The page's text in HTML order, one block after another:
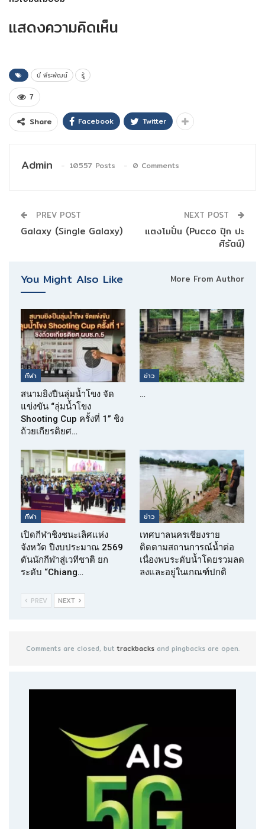
แสดงความคิดเห็น
บี พีระพัฒน์ รู้
7
Share Facebook Twitter
Admin 10557 Posts 0 Comments
PREV POST
Galaxy (Single Galaxy)
NEXT POST
แตงโมปั่น (Pucco ปุ๊ก ปะ
ศิรัตน์)
You Might Also Like More From Author
กีฬา
สนามยิงปืนลุ่มน้ำโขง จัด
แข่งขัน “ลุ่มน้ำโขง
Shooting Cup ครั้งที่ 1” ชิง
ถ้วยเกียรติยศ…
ข่าว
…
กีฬา
เปิดกีฬาชิงชนะเลิศแห่ง
จังหวัด ปีงบประมาณ 2569
ดันนักกีฬาสู่เวทีชาติ ยก
ระดับ “Chiang…
ข่าว
เทศบาลนครเชียงราย
ติดตามสถานการณ์น้ำต่อ
เนื่องพบระดับน้ำโดยรวมลด
ลงและอยู่ในเกณฑ์ปกติ
PREV NEXT
Comments are closed, buttrackbacksand pingbacks are open.